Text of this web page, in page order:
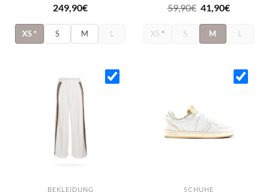
249,90€
XS* S M L
59,90€ Ursprünglicher
Preis
war:
41,90€
ist:
XS * S M L
BEKLEIDUNG SCHUHE